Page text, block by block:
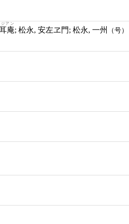
庵
アン
; 松永, 安左ヱ門; 松永, 一州 （号）